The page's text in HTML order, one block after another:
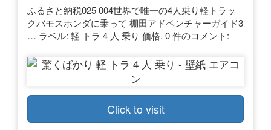
ふるさと納税025 004世界で唯一の4人乗り軽トラッ
クバモスホンダに乗って 棚田アドベンチャーガイド3
… ラベル: 軽 トラ 4 人 乗り 価格. 0 件のコメント:
Click to visit